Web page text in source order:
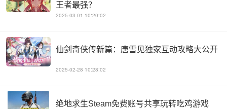
王者最强？
2025-03-01 10:20:02
仙剑奇侠传新篇：唐雪见独家互动攻略大公开
2025-02-28 10:28:02
绝地求生Steam免费账号共享玩转吃鸡游戏